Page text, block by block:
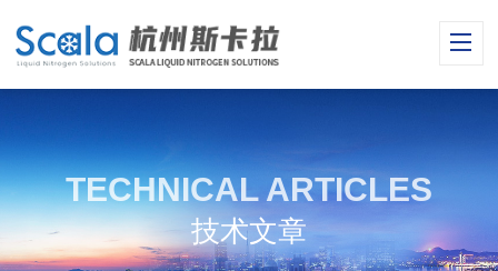
TECHNICAL ARTICLES
技术文章